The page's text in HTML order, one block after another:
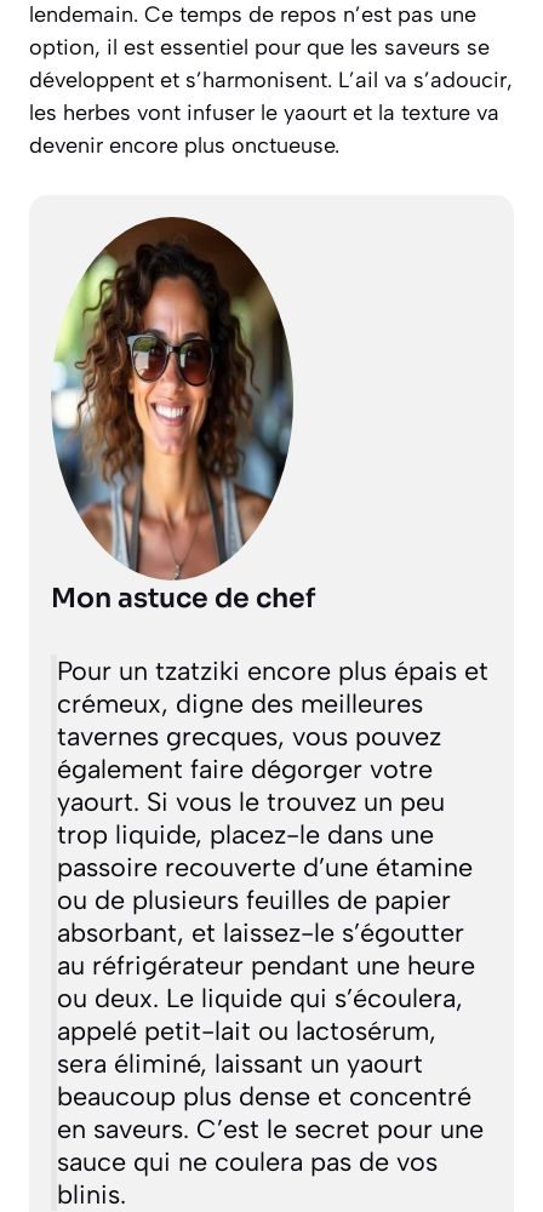
lendemain. Ce temps de repos n’est pas une
option, il est essentiel pour que les saveurs se
développent et s’harmonisent. L’ail va s’adoucir,
les herbes vont infuser le yaourt et la texture va
devenir encore plus onctueuse.
Mon astuce de chef
Pour un tzatziki encore plus épais et
crémeux, digne des meilleures
tavernes grecques, vous pouvez
également faire dégorger votre
yaourt. Si vous le trouvez un peu
trop liquide, placez-le dans une
passoire recouverte d’une étamine
ou de plusieurs feuilles de papier
absorbant, et laissez-le s’égoutter
au réfrigérateur pendant une heure
ou deux. Le liquide qui s’écoulera,
appelé petit-lait ou lactosérum,
sera éliminé, laissant un yaourt
beaucoup plus dense et concentré
en saveurs. C’est le secret pour une
sauce qui ne coulera pas de vos
blinis.